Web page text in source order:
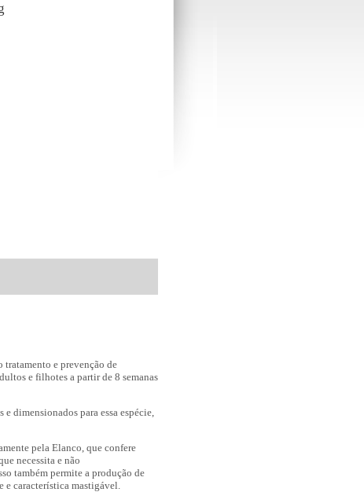
tratamento e prevenção de
e filhotes a partir de 8 semanas
e dimensionados para essa espécie,
pela Elanco, que confere
necessita e não
também permite a produção de
e característica mastigável.